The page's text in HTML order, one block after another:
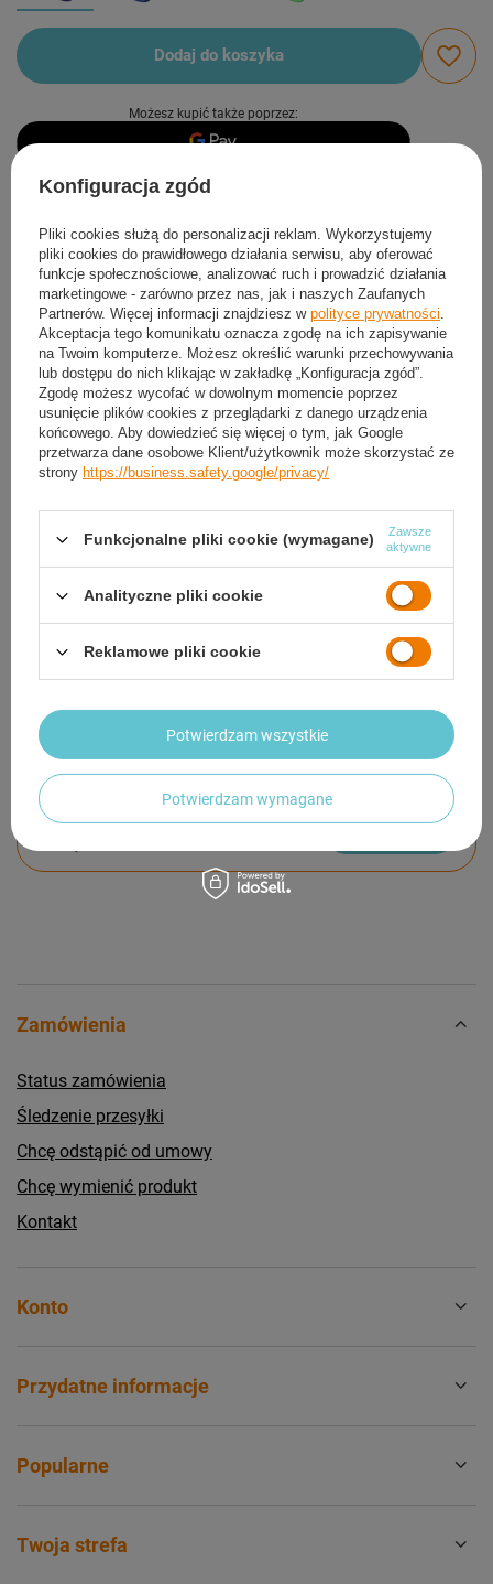
Dodaj do koszyka
Możesz kupić także poprzez:
Produkt dostępny Wysyłka
Darmowa i szybka dostawaod50,00 zł
30 dni na łatwy zwrot
Sprawdź, w którym sklepie obejrzysz i kupisz od ręki
Bezpieczne zakupy
Darmowa dostawa do paczkomatu lub punktu
odbioru
Smile - dostawy ze sklepów internetowych przy zamówieniu od50,00 złsą za
darmoWięcej informacji.
SZCZEGÓŁOWE DANE
GWARANCJA
Potrzebujesz pomocy? Masz pytania?
Zadaj pytanie a my odpowiemy niezwłocznie,
najciekawsze pytania i odpowiedzi publikując
Zadaj pytanie
Zamówienia
Status zamówienia
Śledzenie przesyłki
Chcę odstąpić od umowy
Chcę wymienić produkt
Kontakt
Konto
Przydatne informacje
Popularne
Twoja strefa
Konfiguracja zgód
Pliki cookies służą do personalizacji reklam. Wykorzystujemy
pliki cookies do prawidłowego działania serwisu, aby oferować
funkcje społecznościowe, analizować ruch i prowadzić działania
marketingowe - zarówno przez nas, jak i naszych Zaufanych
Partnerów. Więcej informacji znajdziesz w polityce prywatności
Akceptacja tego komunikatu oznacza zgodę na ich zapisywanie
na Twoim komputerze. Możesz określić warunki przechowywania
lub dostępu do nich klikając w zakładkę „Konfiguracja zgód”.
Zgodę możesz wycofać w dowolnym momencie poprzez
usunięcie plików cookies z przeglądarki z danego urządzenia
końcowego. Aby dowiedzieć się więcej o tym, jak Google
przetwarza dane osobowe Klient/użytkownik może skorzystać ze
strony https://business.safety.google/privacy/
Funkcjonalne pliki cookie (wymagane)
Zawsze
aktywne
Analityczne pliki cookie
Reklamowe pliki cookie
Potwierdzam wymagane
Potwierdzam wszystkie